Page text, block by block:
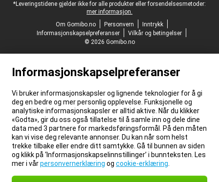
*Leveringstidene gjelder ikke for alle produkter eller forsendelsesmetoder:
mer informasjon.
Om Gomibo.no
Personvern
Inntrykk
Informasjonskapselpreferanser
Vilkår og betingelser
© 2026 Gomibo.no
Informasjonskapselpreferanser
Vi bruker informasjonskapsler og lignende teknologier for å gi
deg en bedre og mer personlig opplevelse. Funksjonelle og
analytiske informasjonskapsler er alltid aktive. Når du klikker
«Godta», gir du oss også tillatelse til å samle inn og dele dine
data med 3 partnere for markedsføringsformål. På den måten
kan vi vise deg relevante annonser. Du kan når som helst
trekke tilbake eller endre ditt samtykke. Gå til bunnen av siden
og klikk på ‘Informasjonskapselinnstillinger’ i bunnteksten. Les
mer i vårpersonvernerklæring og cookie-erklæring